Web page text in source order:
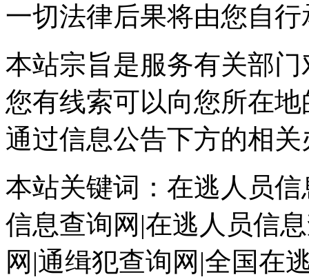
一切法律后果将由您自行
本站宗旨是服务有关部
您有线索可以向您所在
通过信息公告下方的相
本站关键词：在逃人员
信息查询网|在逃人员信
网|通缉犯查询网|全国在